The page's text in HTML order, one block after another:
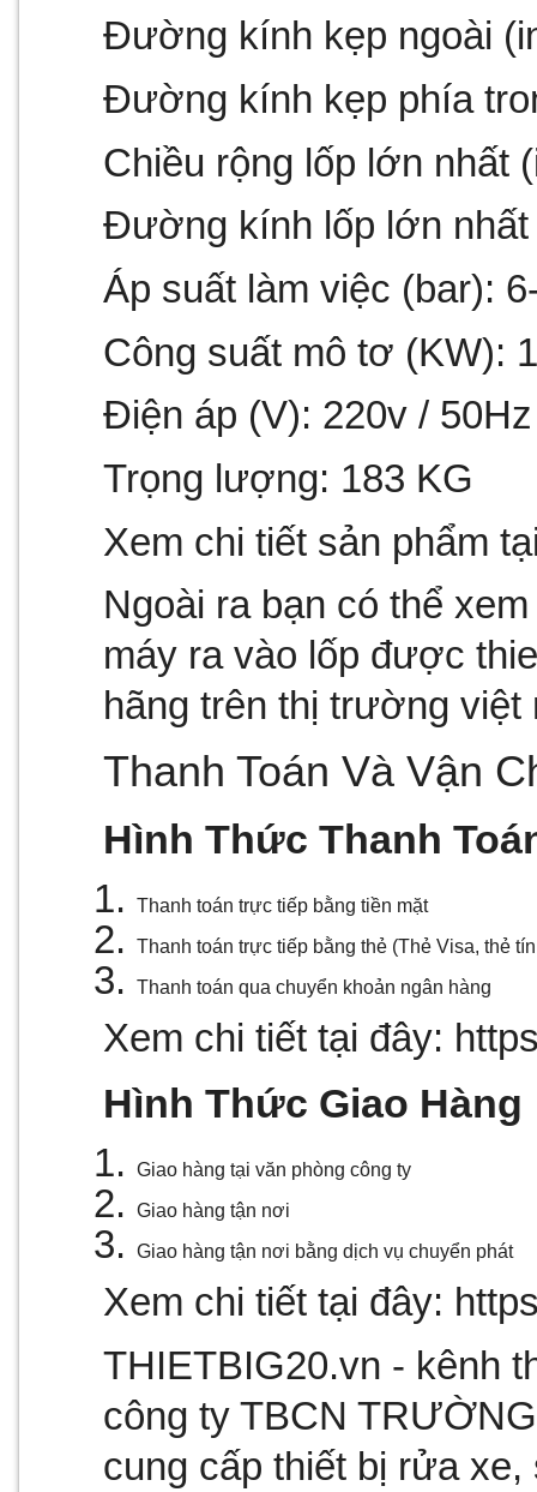
Đường kính kẹp ngoài
Đường kính kẹp phía
Chiều rộng lốp lớn nhất
Đường kính lốp lớn nhất
Áp suất làm việc (bar):
Công suất mô tơ (KW):
Điện áp (V): 220v / 50Hz
Trọng lượng: 183 KG
Xem chi tiết sản phẩm
Ngoài ra bạn có thể
máy ra vào lốp được
hãng trên thị trường
Thanh Toán Và Vận
Hình Thức Thanh
Thanh toán trực tiếp bằng tiền mặt
Thanh toán trực tiếp bằng thẻ (Thẻ Visa, thẻ
Thanh toán qua chuyển khoản ngân hàng
Xem chi tiết tại đây:
Hình Thức Giao Hàng
Giao hàng tại văn phòng công ty
Giao hàng tận nơi
Giao hàng tận nơi bằng dịch vụ chuyển phát
Xem chi tiết tại đây:
THIETBIG20.vn - kênh
công ty TBCN
cung cấp thiết bị rửa